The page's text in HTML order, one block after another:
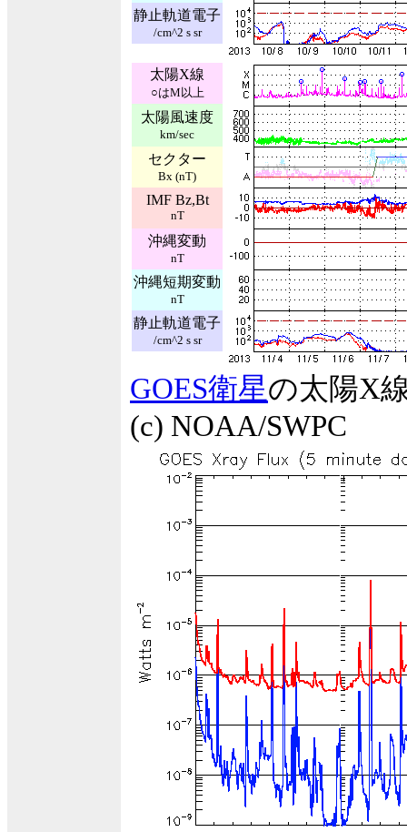
静止軌道電子
/cm^2 s sr
太陽X線
○はM以上
太陽風速度
km/sec
セクター
Bx (nT)
IMF Bz,Bt
nT
沖縄変動
nT
沖縄短期変動
nT
静止軌道電子
/cm^2 s sr
GOES衛星の太陽X
(c) NOAA/SWPC